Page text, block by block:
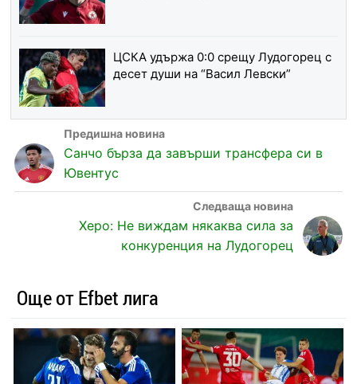
ЦСКА удържа 0:0 срещу Лудогорец с
десет души на “Васил Левски”
Санчо бърза да завърши трансфера си в
Ювентус
Херо: Не виждам някаква сила за
конкуренция на Лудогорец
Още от Efbet лига